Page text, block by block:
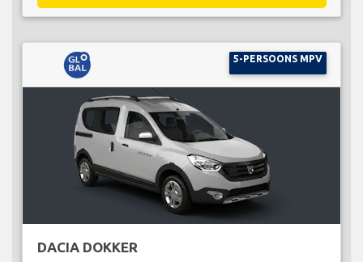
5-PERSOONS MPV
DACIA DOKKER